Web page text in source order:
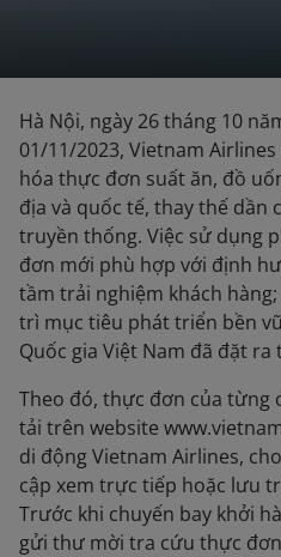
Hà Nội, ngày 26 tháng 10
01/11/2023, Vietnam
hóa thực đơn suất ăn, đồ
địa và quốc tế, thay thế dần
truyền thống. Việc sử dụng
đơn mới phù hợp với định
tầm trải nghiệm khách
trì mục tiêu phát triển bền
Quốc gia Việt Nam đã đặt
Theo đó, thực đơn của từng
tải trên website
di động Vietnam Airlines,
cập xem trực tiếp hoặc lưu
Trước khi chuyến bay khởi
gửi thư mời tra cứu thực